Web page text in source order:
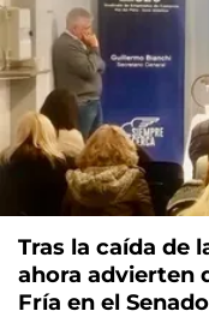
Tras la caída de
ahora advierten
Fría en el Senado